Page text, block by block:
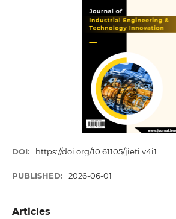
DOI: https://doi.org/10.61105/jieti.v4i1
PUBLISHED: 2026-06-01
Articles